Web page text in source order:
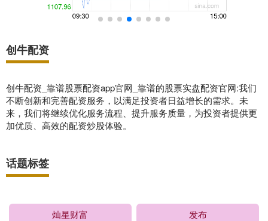
创牛配资
创牛配资_靠谱股票配资app官网_靠谱的股票实盘配资官网:我们
不断创新和完善配资服务，以满足投资者日益增长的需求。未
来，我们将继续优化服务流程、提升服务质量，为投资者提供更
加优质、高效的配资炒股体验。
话题标签
灿星财富 发布